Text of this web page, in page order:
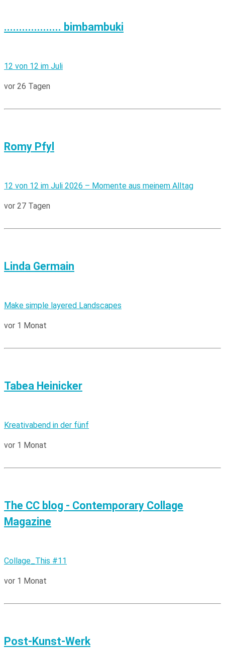
................... bimbambuki
12 von 12 im Juli
vor 26 Tagen
Romy Pfyl
12 von 12 im Juli 2026 – Momente aus meinem Alltag
vor 27 Tagen
Linda Germain
Make simple layered Landscapes
vor 1 Monat
Tabea Heinicker
Kreativabend in der fünf
vor 1 Monat
The CC blog - Contemporary Collage
Magazine
Collage_This #11
vor 1 Monat
Post-Kunst-Werk